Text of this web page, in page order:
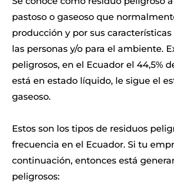
pastoso o gaseoso que
producción y por sus
las personas y/o para el ambiente.
peligrosos, en el Ecuador el 44,5%
está en estado líquido, le sigue el
gaseoso.
Estos son los tipos de residuos
frecuencia en el Ecuador. Si tu
continuación, entonces está
peligrosos: